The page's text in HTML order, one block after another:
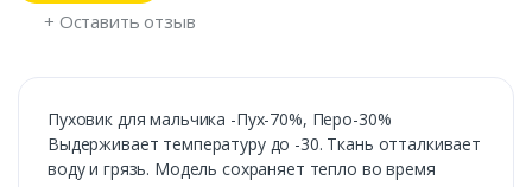
+ Оставить отзыв
Пуховик для мальчика -Пух-70%, Перо-30%
Выдерживает температуру до -30. Ткань отталкивает
воду и грязь. Модель сохраняет тепло во время